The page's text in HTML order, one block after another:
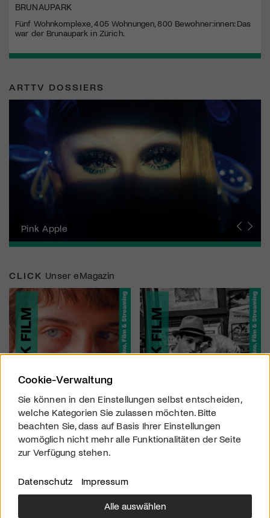
BRUNAUPARK
Fünf Wohnkomplexe, 405 Wohnungen, 800 Bewohner:innen: Das
war der Brunaupark in Zürich.
ARTTV DOSSIERS
Zurich Film Festival
Pink Apple
Locarno Film Festival
Human Rights Film Festival Zurich
Yesh! Neues aus der jüdischen Filmwelt
Neuchâtel International Fantastic Film Festival
Visions du Réel
Berlinale
Solothurner Filmtage
Geneva International Film Festival
CLICK Unser eMagazin
Cookie-Verwaltung
Sie können in den Einstellungen selbst entscheiden,
welche Kategorien Sie zulassen möchten. Bitte
beachten Sie, dass auf Basis Ihrer Einstellungen
womöglich nicht mehr alle Funktionalitäten der Seite
zur Verfügung stehen.
Datenschutz Impressum
Alle auswählen